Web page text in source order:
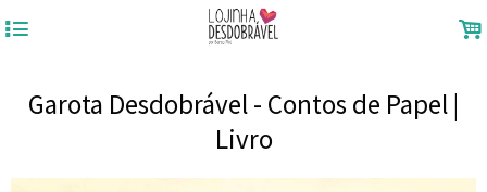
4 .
Garota Desdobrável - Contos de Papel |
Livro